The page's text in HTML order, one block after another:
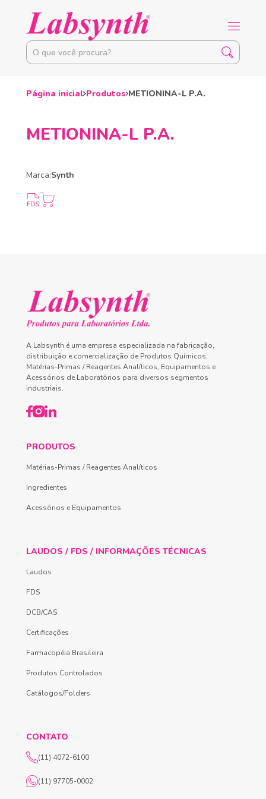
Página inicial Produtos METIONINA-L P.A.
METIONINA-L P.A.
Marca:Synth
A Labsynth é uma empresa especializada na fabricação,
distribuição e comercialização de Produtos Químicos,
Matérias-Primas / Reagentes Analíticos, Equipamentos e
Acessórios de Laboratórios para diversos segmentos
industriais.
PRODUTOS
Matérias-Primas / Reagentes Analíticos
Ingredientes
Acessórios e Equipamentos
LAUDOS / FDS / INFORMAÇÕES TÉCNICAS
Laudos
FDS
DCB/CAS
Certificações
Farmacopéia Brasileira
Produtos Controlados
Catálogos/Folders
CONTATO
(11) 4072-6100
(11) 97705-0002